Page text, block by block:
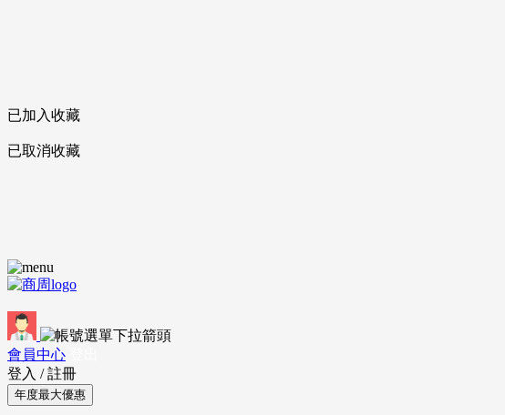
已加入收藏
已取消收藏
會員中心
登入 / 註冊
年度最大優惠